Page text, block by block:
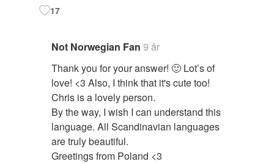
17
Not Norwegian Fan 9 år
Thank you for your answer! 🙂 Lot’s of
love! <3 Also, I think that it's cute too!
Chris is a lovely person.
By the way, I wish I can understand this
language. All Scandinavian languages
are truly beautiful.
Greetings from Poland <3